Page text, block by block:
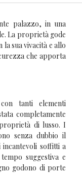
palazzo, in una
La proprietà gode
sua vivacità e allo
che apporta
tanti elementi
completamente
di lusso. I
senza dubbio il
soffitti a
suggestiva e
godono di porte